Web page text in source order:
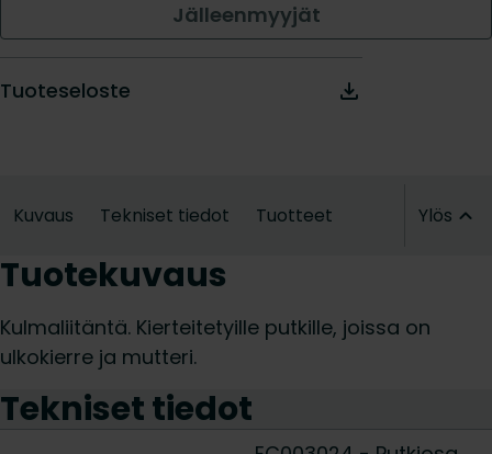
Jälleenmyyjät
Tuoteseloste
Kuvaus Tekniset tiedot Tuotteet Ylös
Tuotekuvaus
Kulmaliitäntä. Kierteitetyille putkille, joissa on
ulkokierre ja mutteri.
Tekniset tiedot